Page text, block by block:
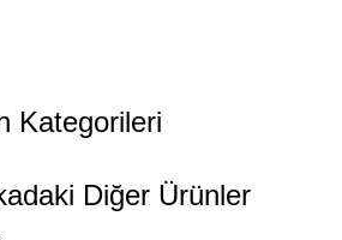
veya görüntülenemiyor.
bilgiler bulunuyor.
bulunuyor.
Kategorileri
Diğer Ürünler